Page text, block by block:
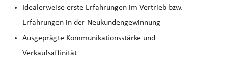
Idealerweise erste Erfahrungen im Vertrieb bzw.
Erfahrungen in der Neukundengewinnung
Ausgeprägte Kommunikationsstärke und
Verkaufsaffinität